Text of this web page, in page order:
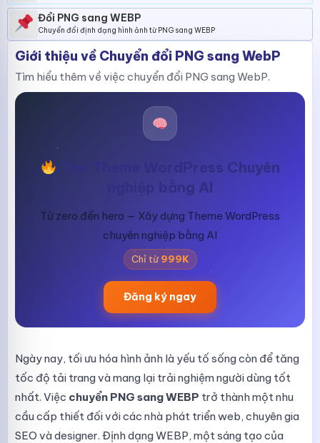
Đổi PNG sang WEBP
Chuyển đổi định dạng hình ảnh từ PNG sang WEBP
Giới thiệu về Chuyển đổi PNG sang WebP
Tìm hiểu thêm về việc chuyển đổi PNG sang WebP.
Tạo Theme WordPress Chuyên
nghiệp bằng AI
Từ zero đến hero — Xây dựng Theme WordPress
chuyên nghiệp bằng AI
Chỉ từ 999K
Đăng ký ngay
Ngày nay, tối ưu hóa hình ảnh là yếu tố sống còn để tăng
tốc độ tải trang và mang lại trải nghiệm người dùng tốt
nhất. Việc chuyển PNG sang WEBP trở thành một nhu
cầu cấp thiết đối với các nhà phát triển web, chuyên gia
SEO và designer. Định dạng WEBP, một sáng tạo của